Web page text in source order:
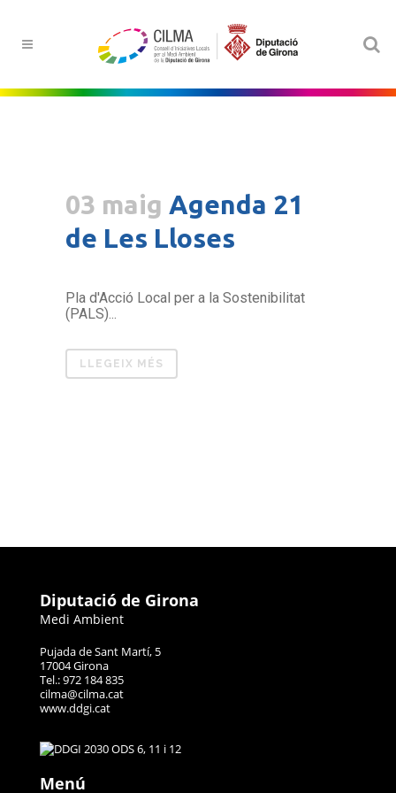
03 maig Agenda 21
de Les Lloses
Pla d'Acció Local per a la Sostenibilitat
(PALS)...
LLEGEIX MÉS
Diputació de Girona
Medi Ambient
Pujada de Sant Martí, 5
17004 Girona
Tel.: 972 184 835
cilma@cilma.cat
www.ddgi.cat
Menú